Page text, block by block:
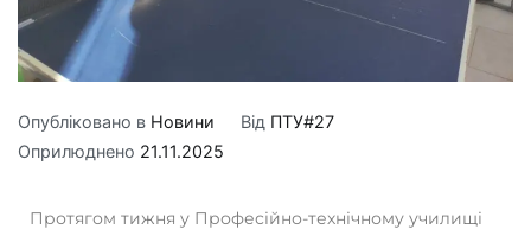
Опубліковано в Новини Від ПТУ#27
Оприлюднено 21.11.2025
Протягом тижня у Професійно-технічному училищі